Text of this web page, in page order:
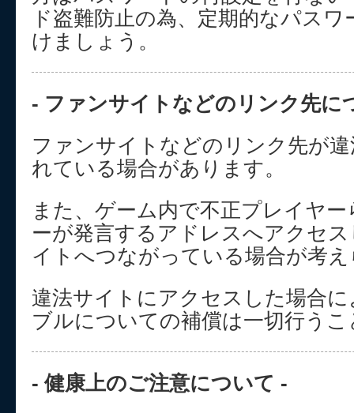
ド盗難防止の為、定期的なパス
けましょう。
- ファンサイトなどのリンク先に
ファンサイトなどのリンク先が
れている場合があります。
また、ゲーム内で不正プレイヤ
ーが発言するアドレスへアクセ
イトへつながっている場合が考
違法サイトにアクセスした場合
ブルについての補償は一切行う
- 健康上のご注意について -